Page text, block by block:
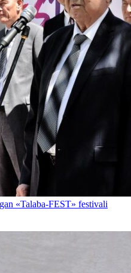
«Talaba-FEST» festivali